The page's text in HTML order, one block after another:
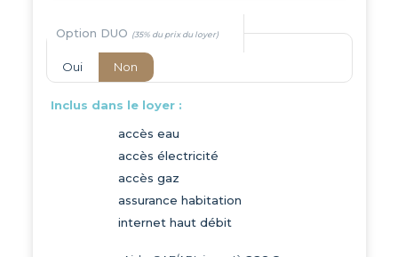
Option DUO
Oui Non
Inclus dans le loyer :
accès eau
accès électricité
accès gaz
assurance habitation
internet haut débit